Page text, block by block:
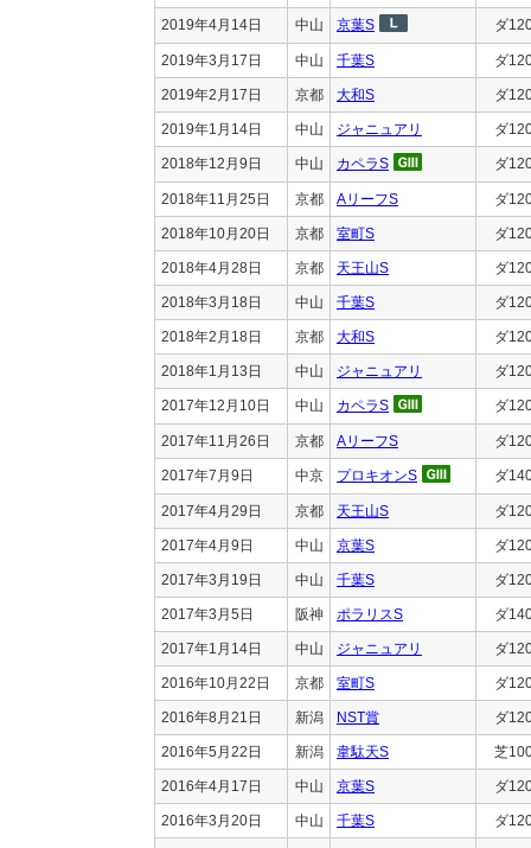
2019年4月14日 中山 京葉S ダ
2019年3月17日 中山 千葉S ダ
2019年2月17日 京都 大和S ダ
2019年1月14日 中山 ジャニュアリ ダ
2018年12月9日 中山 カペラS ダ
2018年11月25日 京都 AリーフS ダ
2018年10月20日 京都 室町S ダ
2018年4月28日 京都 天王山S ダ
2018年3月18日 中山 千葉S ダ
2018年2月18日 京都 大和S ダ
2018年1月13日 中山 ジャニュアリ ダ
2017年12月10日 中山 カペラS ダ
2017年11月26日 京都 AリーフS ダ
2017年7月9日 中京 プロキオンS ダ
2017年4月29日 京都 天王山S ダ
2017年4月9日 中山 京葉S ダ
2017年3月19日 中山 千葉S ダ
2017年3月5日 阪神 ポラリスS ダ
2017年1月14日 中山 ジャニュアリ ダ
2016年10月22日 京都 室町S ダ
2016年8月21日 新潟 NST賞 ダ
2016年5月22日 新潟 韋駄天S 芝
2016年4月17日 中山 京葉S ダ
2016年3月20日 中山 千葉S ダ